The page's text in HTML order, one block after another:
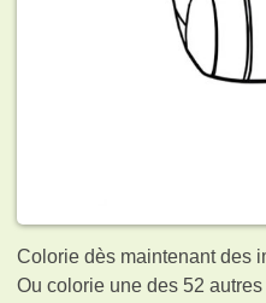
Colorie dès maintenant des
Ou colorie une des 52